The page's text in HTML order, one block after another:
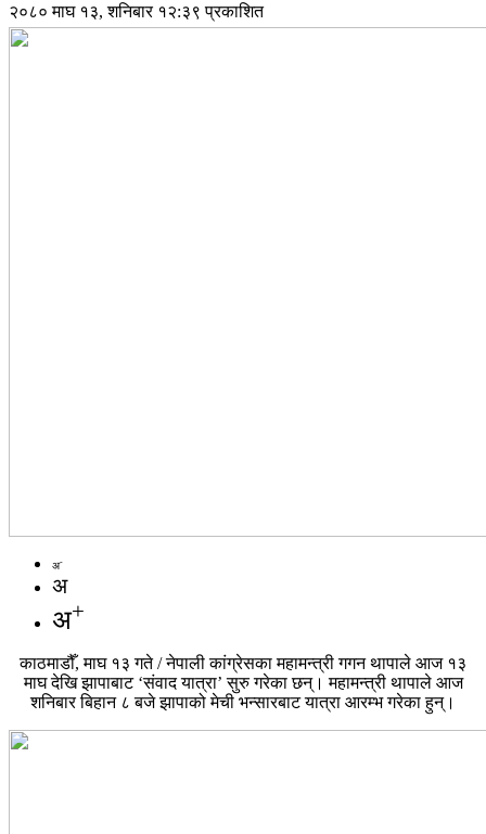
२०८० माघ १३, शनिबार १२:३९ प्रकाशित
अ-
अ
अ+
काठमाडौँ, माघ १३ गते / नेपाली कांग्रेसका महामन्त्री गगन थापाले आज १३
माघ देखि झापाबाट ‘संवाद यात्रा’ सुरु गरेका छन्। महामन्त्री थापाले आज
शनिबार बिहान ८ बजे झापाको मेची भन्सारबाट यात्रा आरम्भ गरेका हुन्।